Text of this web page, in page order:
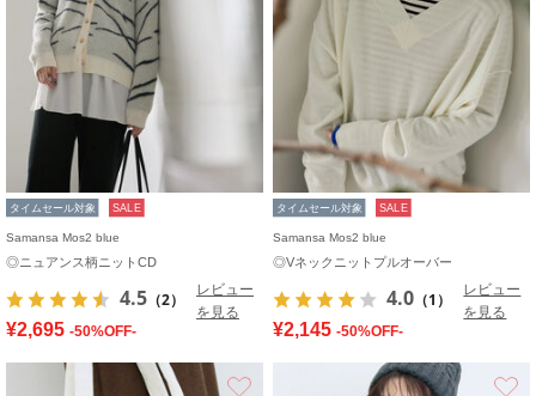
タイムセール対象 SALE
Samansa Mos2 blue
◎ニュアンス柄ニットCD
4.5 （2）
レビュー
を見る
¥2,695 -50%OFF-
タイムセール対象 SALE
Samansa Mos2 blue
◎Vネックニットプルオーバー
4.0 （1）
レビュー
を見る
¥2,145 -50%OFF-